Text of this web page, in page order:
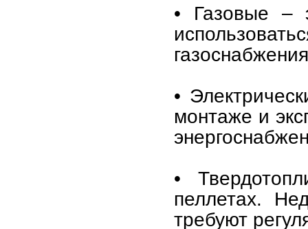
• Газовые –
•
монтаже и
•
пеллетах.
требуют